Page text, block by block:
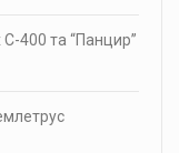
400 та “Панцир”